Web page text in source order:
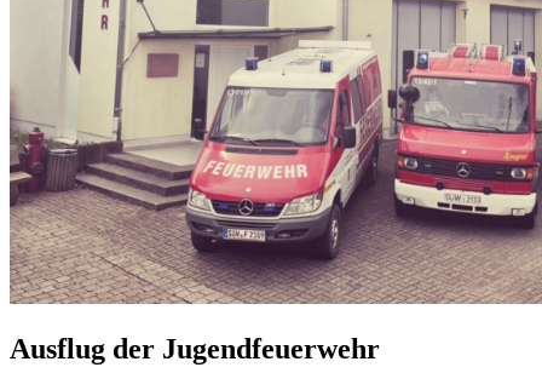
Ausflug der Jugendfeuerwehr